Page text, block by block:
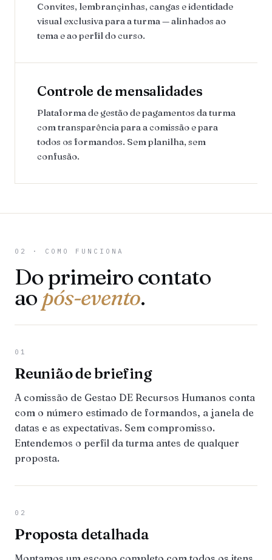
Convites, lembrançinhas, cangas e identidade
visual exclusiva para a turma — alinhados ao
tema e ao perfil do curso.
Controle de mensalidades
Plataforma de gestão de pagamentos da turma
com transparência para a comissão e para
todos os formandos. Sem planilha, sem
confusão.
02 · COMO FUNCIONA
Do primeiro contato
ao pós-evento.
01
Reunião de briefing
A comissão de Gestao DE Recursos Humanos conta
com o número estimado de formandos, a janela de
datas e as expectativas. Sem compromisso.
Entendemos o perfil da turma antes de qualquer
proposta.
02
Proposta detalhada